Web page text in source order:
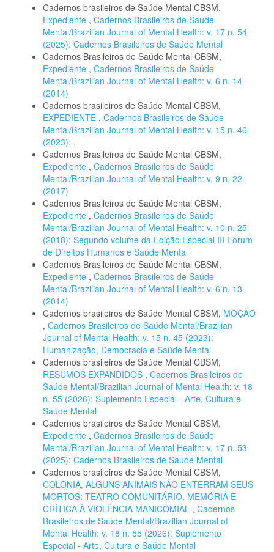
Cadernos brasileiros de Saúde Mental CBSM,
Expediente , Cadernos Brasileiros de Saúde
Mental/Brazilian Journal of Mental Health: v. 17 n. 54
(2025): Cadernos Brasileiros de Saúde Mental
Cadernos Brasileiros de Saúde Mental CBSM,
Expediente , Cadernos Brasileiros de Saúde
Mental/Brazilian Journal of Mental Health: v. 6 n. 14
(2014)
Cadernos brasileiros de Saúde Mental CBSM,
EXPEDIENTE , Cadernos Brasileiros de Saúde
Mental/Brazilian Journal of Mental Health: v. 15 n. 46
(2023): .
Cadernos Brasileiros de Saúde Mental CBSM,
Expediente , Cadernos Brasileiros de Saúde
Mental/Brazilian Journal of Mental Health: v. 9 n. 22
(2017)
Cadernos Brasileiros de Saúde Mental CBSM,
Expediente , Cadernos Brasileiros de Saúde
Mental/Brazilian Journal of Mental Health: v. 10 n. 25
(2018): Segundo volume da Edição Especial III Fórum
de Direitos Humanos e Saúde Mental
Cadernos Brasileiros de Saúde Mental CBSM,
Expediente , Cadernos Brasileiros de Saúde
Mental/Brazilian Journal of Mental Health: v. 6 n. 13
(2014)
Cadernos brasileiros de Saúde Mental CBSM, MOÇÃO
, Cadernos Brasileiros de Saúde Mental/Brazilian
Journal of Mental Health: v. 15 n. 45 (2023):
Humanização, Democracia e Saúde Mental
Cadernos brasileiros de Saúde Mental CBSM,
RESUMOS EXPANDIDOS , Cadernos Brasileiros de
Saúde Mental/Brazilian Journal of Mental Health: v. 18
n. 55 (2026): Suplemento Especial - Arte, Cultura e
Saúde Mental
Cadernos brasileiros de Saúde Mental CBSM,
Expediente , Cadernos Brasileiros de Saúde
Mental/Brazilian Journal of Mental Health: v. 17 n. 53
(2025): Cadernos Brasileiros de Saúde Mental
Cadernos brasileiros de Saúde Mental CBSM,
COLÔNIA, ALGUNS ANIMAIS NÃO ENTERRAM SEUS
MORTOS: TEATRO COMUNITÁRIO, MEMÓRIA E
CRÍTICA À VIOLÊNCIA MANICOMIAL , Cadernos
Brasileiros de Saúde Mental/Brazilian Journal of
Mental Health: v. 18 n. 55 (2026): Suplemento
Especial - Arte, Cultura e Saúde Mental